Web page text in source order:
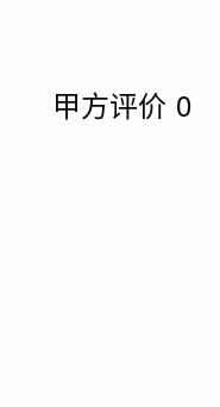
甲方评价 0